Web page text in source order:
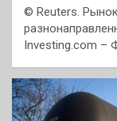
© Reuters.
Investing.com –